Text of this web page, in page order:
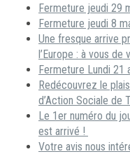
Fermeture jeudi 29
Fermeture jeudi 8
Une fresque arrive
l’Europe : à vous de
Fermeture Lundi 21
Redécouvrez le
d’Action Sociale de
Le 1er numéro du
est arrivé !
Votre avis nous